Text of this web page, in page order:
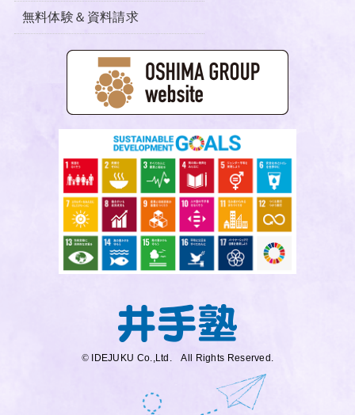
無料体験＆資料請求
©IDEJUKU Co.,Ltd. All Rights Reserved.